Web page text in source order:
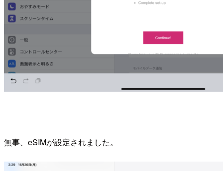
無事、eSIMが設定されました。